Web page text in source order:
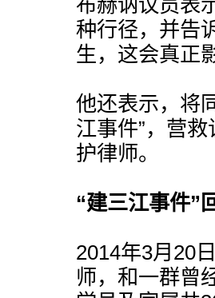
布赫讷议员表
种行径，并告
生，这会真正
他还表示，将
江事件”，营
护律师。
“建三江事件”
2014年3月20
师，和一群曾